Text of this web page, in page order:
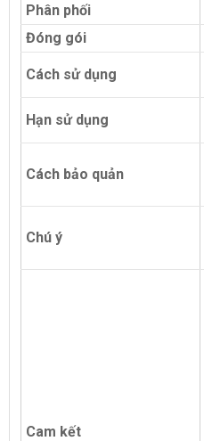
Phân phối
Đóng gói
Cách sử dụng
Hạn sử dụng
Cách bảo quản
Chú ý
Cam kết